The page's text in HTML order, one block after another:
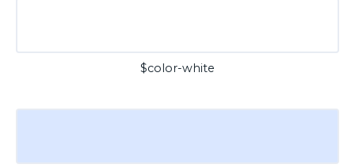
$color-white